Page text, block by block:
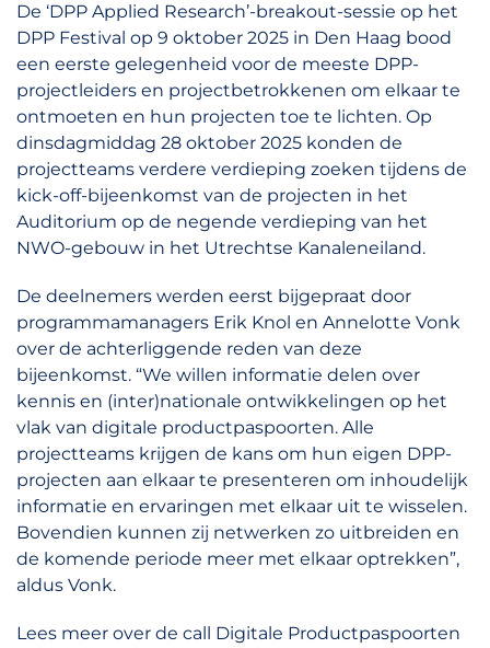
De ‘DPP Applied Research’-breakout-sessie op het
DPP Festival op 9 oktober 2025 in Den Haag bood
een eerste gelegenheid voor de meeste DPP-
projectleiders en projectbetrokkenen om elkaar te
ontmoeten en hun projecten toe te lichten. Op
dinsdagmiddag 28 oktober 2025 konden de
projectteams verdere verdieping zoeken tijdens de
kick-off-bijeenkomst van de projecten in het
Auditorium op de negende verdieping van het
NWO-gebouw in het Utrechtse Kanaleneiland.
De deelnemers werden eerst bijgepraat door
programmamanagers Erik Knol en Annelotte Vonk
over de achterliggende reden van deze
bijeenkomst. “We willen informatie delen over
kennis en (inter)nationale ontwikkelingen op het
vlak van digitale productpaspoorten. Alle
projectteams krijgen de kans om hun eigen DPP-
projecten aan elkaar te presenteren om inhoudelijk
informatie en ervaringen met elkaar uit te wisselen.
Bovendien kunnen zij netwerken zo uitbreiden en
de komende periode meer met elkaar optrekken”,
aldus Vonk.
Lees meer over de call Digitale Productpaspoorten